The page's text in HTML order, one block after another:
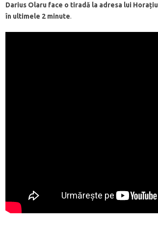
Darius Olaru face o tiradă la adresa lui
în ultimele 2 minute.